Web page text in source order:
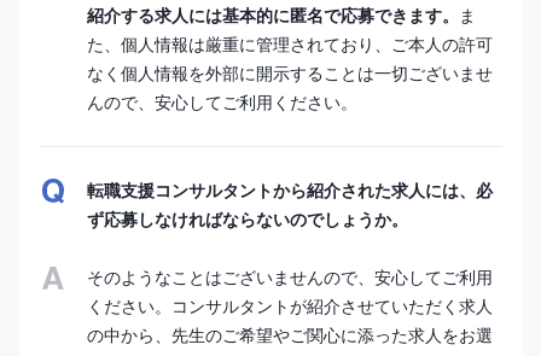
紹介する求人には基本的に匿名で応募できます。 ま
た、個人情報は厳重に管理されており、ご本人の許可
なく個人情報を外部に開示することは一切ございませ
んので、安心してご利用ください。
転職支援コンサルタントから紹介された求人には、必
ず応募しなければならないのでしょうか。
そのようなことはございませんので、安心してご利用
ください。コンサルタントが紹介させていただく求人
の中から、先生のご希望やご関心に添った求人をお選